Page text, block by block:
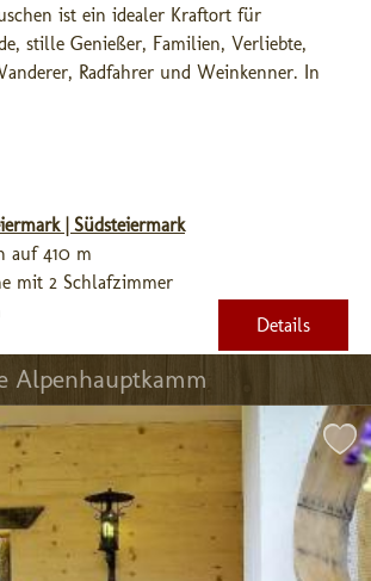
ist ein idealer Kraftort für
stille Genießer, Familien, Verliebte,
Radfahrer und Weinkenner. In
| Südsteiermark
auf 410 m
mit 2 Schlafzimmer
Details
Alpenhauptkamm